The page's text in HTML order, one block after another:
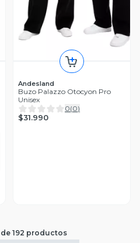
Andesland
Buzo Palazzo Otocyon Pro
Unisex
0(0)
$31.990
de 192 productos